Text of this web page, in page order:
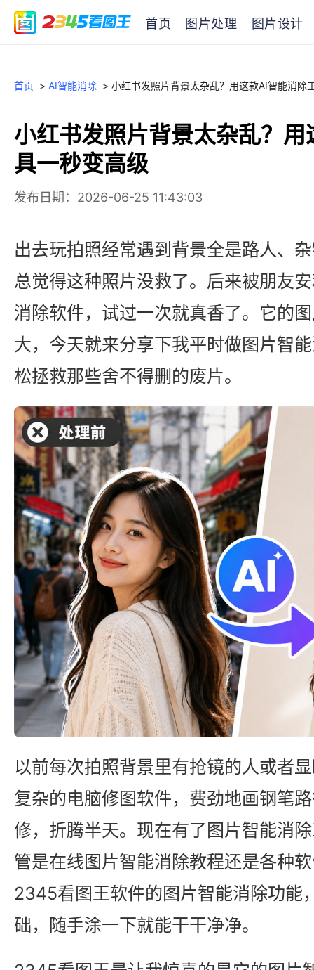
首页 图片处理 图片设计
首页 > AI智能消除 > 小红书发照片背景太杂乱？用这款AI智能消除
小红书发照片背景太杂乱？
具一秒变高级
发布日期：2026-06-25 11:43:03
出去玩拍照经常遇到背景全是路人、
总觉得这种照片没救了。后来被朋友
消除软件，试过一次就真香了。它的
大，今天就来分享下我平时做图片智
松拯救那些舍不得删的废片。
以前每次拍照背景里有抢镜的人或者
复杂的电脑修图软件，费劲地画钢笔
修，折腾半天。现在有了图片智能消
管是在线图片智能消除教程还是各种
2345看图王软件的图片智能消除功能
础，随手涂一下就能干干净净。